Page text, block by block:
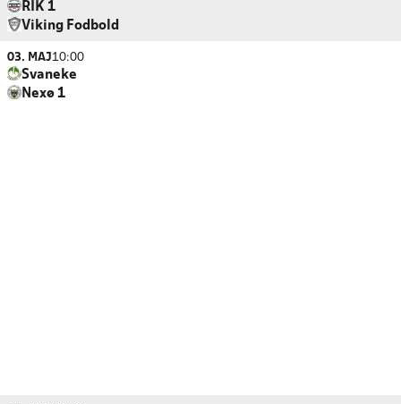
RIK 1
Viking Fodbold
03. MAJ10:00
Svaneke
Nexø 1